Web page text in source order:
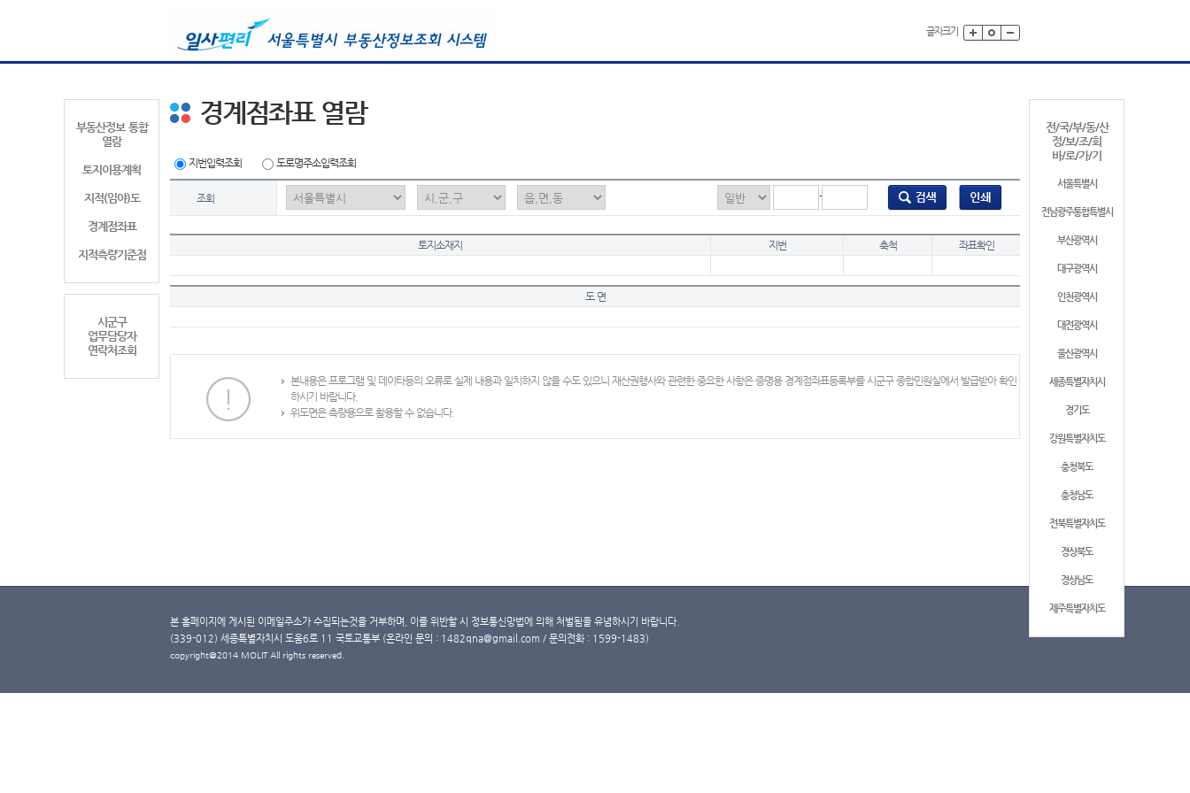
글자크기
부동산정보 통합
열람
토지이용계획
지적(임야)도
경계점좌표
지적측량기준점
시군구
업무담당자
연락처조회
전/국/부/동/산
정/보/조/회
바/로/가/기
서울특별시
전남광주통합특별시
부산광역시
대구광역시
인천광역시
대전광역시
울산광역시
세종특별자치시
경기도
강원특별자치도
충청북도
충청남도
전북특별자치도
경상북도
경상남도
제주특별자치도
경계점좌표 열람
지번입력조회 도로명주소입력조회
조회 -
토지소재지 지번 축척 좌표확인
도 면
본내용은 프로그램 및 데이타등의 오류로 실제 내용과 일치하지 않을 수도 있으니 재산권행사와 관련한 중요한 사항은 증명용 경계점좌표등록부를 시군구 종합민원실에서 발급받아 확인
하시기 바랍니다.
위도면은 측량용으로 활용할 수 없습니다.
본 홈페이지에 게시된 이메일주소가 수집되는것을 거부하며, 이를 위반할 시 정보통신망법에 의해 처벌됨을 유념하시기 바랍니다.
(339-012) 세종특별자치시 도움6로 11 국토교통부 (온라인 문의 : 1482qna@gmail.com / 문의전화 : 1599-1483)
copyright@2014 MOLIT All rights reserved.